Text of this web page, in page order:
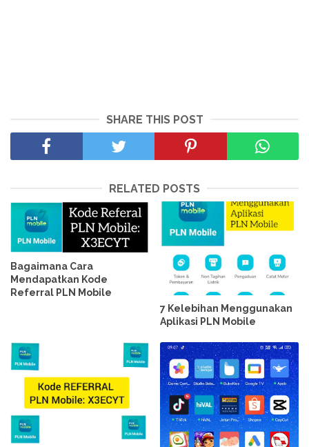
SHARE THIS POST
RELATED POSTS
Bagaimana Cara
Mendapatkan Kode
Referral PLN Mobile
7 Kelebihan Menggunakan
Aplikasi PLN Mobile